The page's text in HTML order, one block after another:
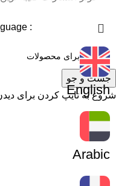
جست و جو
شروع به تایپ کردن برای
: Choose your language
English
Arabic